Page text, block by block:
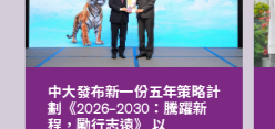
中大發布新一份五年策略計
劃《2026‒2030：騰躍新
程，勵行志遠》 以